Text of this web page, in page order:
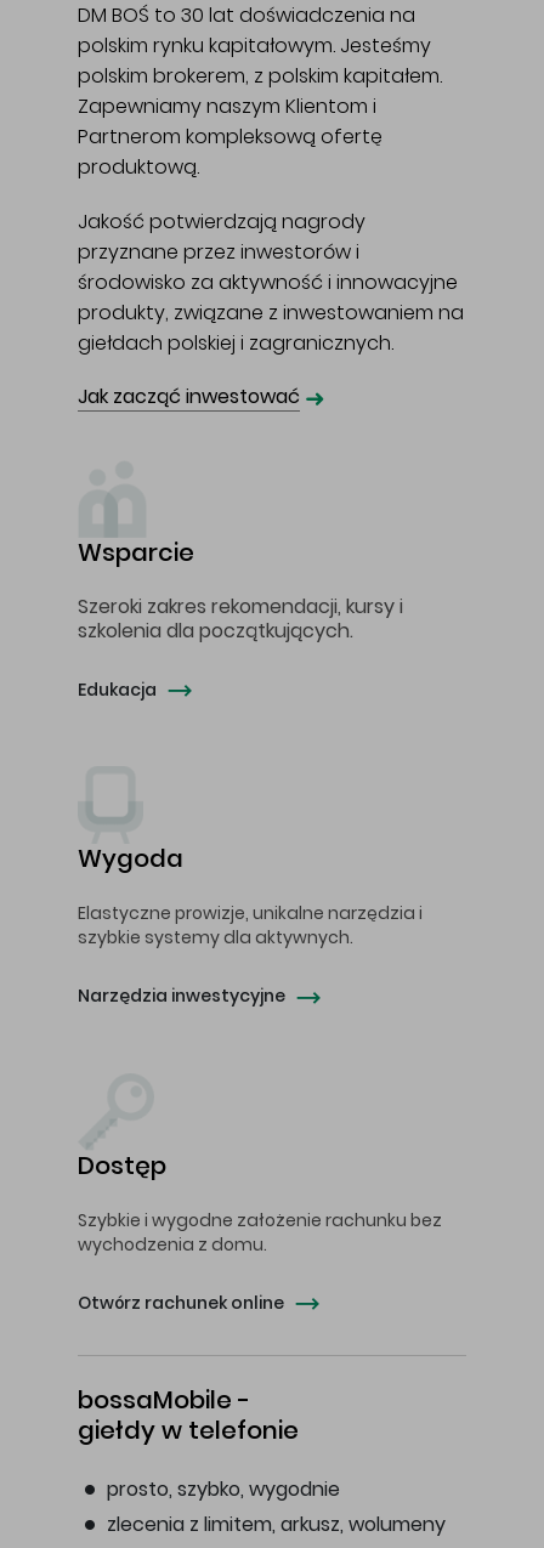
DM BOŚ to 30 lat doświadczenia na
polskim rynku kapitałowym. Jesteśmy
polskim brokerem, z polskim kapitałem.
Zapewniamy naszym Klientom i
Partnerom kompleksową ofertę
produktową.
Jakość potwierdzają nagrody
przyznane przez inwestorów i
środowisko za aktywność i innowacyjne
produkty, związane z inwestowaniem na
giełdach polskiej i zagranicznych.
Jak zacząć inwestować ➜
Wsparcie
Szeroki zakres rekomendacji, kursy i
szkolenia dla początkujących.
Edukacja
Wygoda
Elastyczne prowizje, unikalne narzędzia i
szybkie systemy dla aktywnych.
Narzędzia inwestycyjne
Dostęp
Szybkie i wygodne założenie rachunku bez
wychodzenia z domu.
Otwórz rachunek online
bossaMobile -
giełdy w telefonie
prosto, szybko, wygodnie
zlecenia z limitem, arkusz, wolumeny